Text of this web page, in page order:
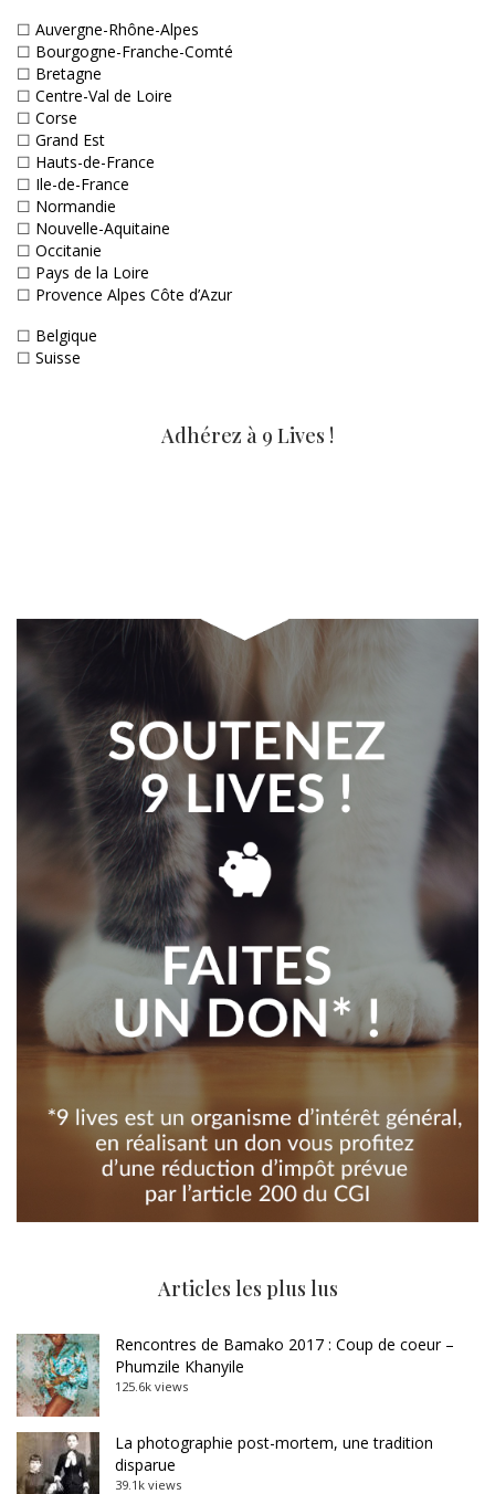
☐ Auvergne-Rhône-Alpes
☐ Bourgogne-Franche-Comté
☐ Bretagne
☐ Centre-Val de Loire
☐ Corse
☐ Grand Est
☐ Hauts-de-France
☐ Ile-de-France
☐ Normandie
☐ Nouvelle-Aquitaine
☐ Occitanie
☐ Pays de la Loire
☐ Provence Alpes Côte d’Azur
☐ Belgique
☐ Suisse
Adhérez à 9 Lives !
Articles les plus lus
Rencontres de Bamako 2017 : Coup de coeur –
Phumzile Khanyile
125.6k views
La photographie post-mortem, une tradition
disparue
39.1k views